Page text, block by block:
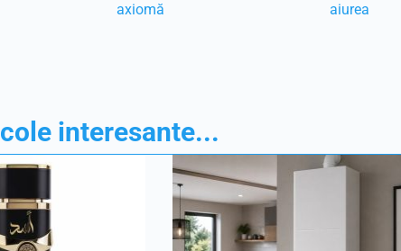
axiomă aiurea
interesante...